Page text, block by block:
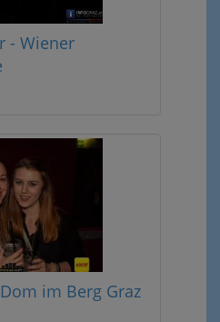
- Wiener
im Berg Graz